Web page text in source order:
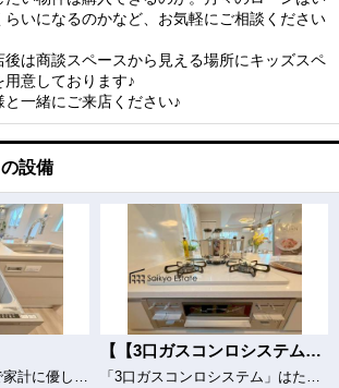
らいになるのかなど、お気軽にご相談ください
後は商談スペースから見える場所にキッズスペ
用意しております♪
と一緒にご来店ください♪
設備
手洗いよりも経済的で家計に優しい「ビルトイン食洗機」が標準装備なのはママの強い味方ですね。(2号棟)
【【3口ガスコンロシステム】】
「3口ガスコンロシステム」はたくさんの料理が同時に作れて便利な上、凹凸が少ないフラットトップなのでお掃除も楽々です。